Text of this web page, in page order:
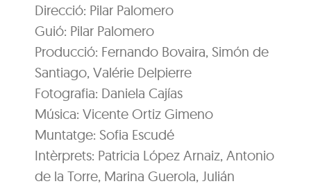
Direcció: Pilar Palomero
Guió: Pilar Palomero
Producció: Fernando Bovaira, Simón de
Santiago, Valérie Delpierre
Fotografia: Daniela Cajías
Música: Vicente Ortiz Gimeno
Muntatge: Sofia Escudé
Intèrprets: Patricia López Arnaiz, Antonio
de la Torre, Marina Guerola, Julián